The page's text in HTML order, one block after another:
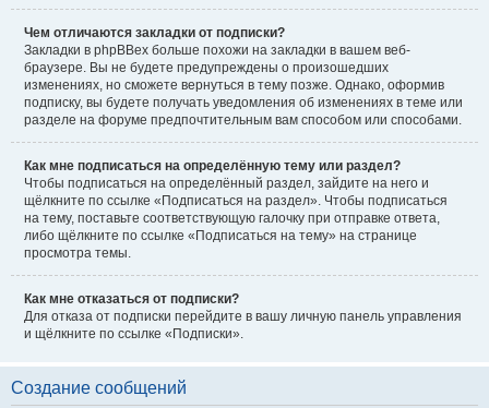
Чем отличаются закладки от подписки?
Закладки в phpBBex больше похожи на закладки в вашем веб-
браузере. Вы не будете предупреждены о произошедших
изменениях, но сможете вернуться в тему позже. Однако, оформив
подписку, вы будете получать уведомления об изменениях в теме или
разделе на форуме предпочтительным вам способом или способами.
Как мне подписаться на определённую тему или раздел?
Чтобы подписаться на определённый раздел, зайдите на него и
щёлкните по ссылке «Подписаться на раздел». Чтобы подписаться
на тему, поставьте соответствующую галочку при отправке ответа,
либо щёлкните по ссылке «Подписаться на тему» на странице
просмотра темы.
Как мне отказаться от подписки?
Для отказа от подписки перейдите в вашу личную панель управления
и щёлкните по ссылке «Подписки».
Создание сообщений